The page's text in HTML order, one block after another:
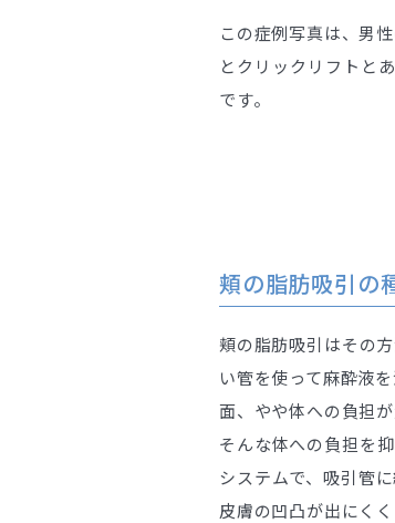
この症例写真は、男
とクリックリフトと
です。
頬の脂肪吸引の
頬の脂肪吸引はその
い管を使って麻酔液
面、やや体への負担
そんな体への負担を
システムで、吸引管
皮膚の凹凸が出にく